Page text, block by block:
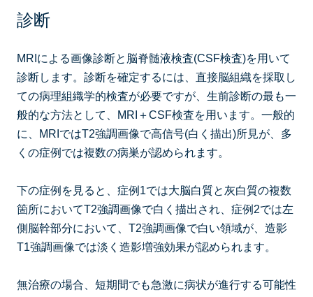
診断
MRIによる画像診断と脳脊髄液検査(CSF検査)を用いて
診断します。診断を確定するには、直接脳組織を採取し
ての病理組織学的検査が必要ですが、生前診断の最も一
般的な方法として、MRI＋CSF検査を用います。一般的
に、MRIではT2強調画像で高信号(白く描出)所見が、多
くの症例では複数の病巣が認められます。
下の症例を見ると、症例1では大脳白質と灰白質の複数
箇所においてT2強調画像で白く描出され、症例2では左
側脳幹部分において、T2強調画像で白い領域が、造影
T1強調画像では淡く造影増強効果が認められます。
無治療の場合、短期間でも急激に病状が進行する可能性